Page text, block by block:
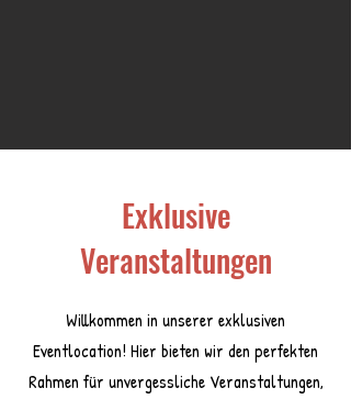
Exklusive
Veranstaltungen
Willkommen in unserer exklusiven
Eventlocation! Hier bieten wir den perfekten
Rahmen für unvergessliche Veranstaltungen,